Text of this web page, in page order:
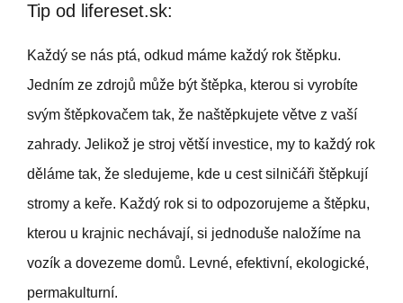
Tip od lifereset.sk:
Každý se nás ptá, odkud máme každý rok štěpku.
Jedním ze zdrojů může být štěpka, kterou si vyrobíte
svým štěpkovačem tak, že naštěpkujete větve z vaší
zahrady. Jelikož je stroj větší investice, my to každý rok
děláme tak, že sledujeme, kde u cest silničáři štěpkují
stromy a keře. Každý rok si to odpozorujeme a štěpku,
kterou u krajnic nechávají, si jednoduše naložíme na
vozík a dovezeme domů. Levné, efektivní, ekologické,
permakulturní.